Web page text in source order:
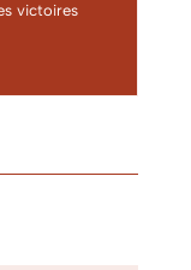
victoires